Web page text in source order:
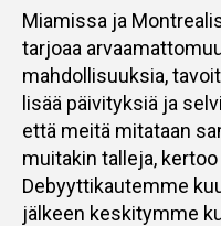
Miamissa ja
tarjoaa
mahdollisuuksia,
lisää päivityksiä ja
että meitä mitataan
muitakin talleja,
Debyyttikautemme
jälkeen keskitymme